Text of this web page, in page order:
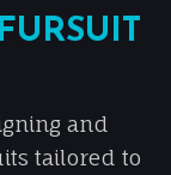
and
tailored to